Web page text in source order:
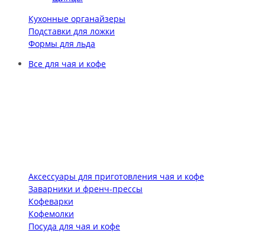
Кухонные органайзеры
Подставки для ложки
Формы для льда
Все для чая и кофе
Аксессуары для приготовления чая и кофе
Заварники и френч-прессы
Кофеварки
Кофемолки
Посуда для чая и кофе